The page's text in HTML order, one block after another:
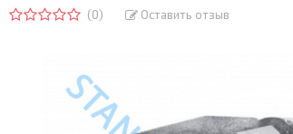
(0) Оставить отзыв